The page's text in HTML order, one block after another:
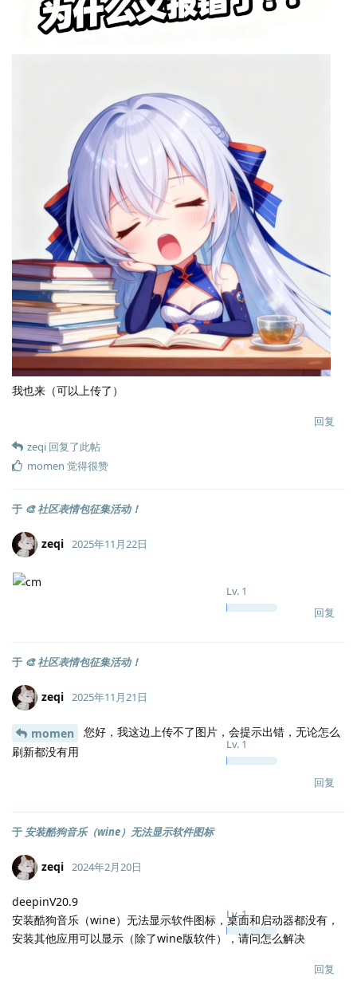
我也来（可以上传了）
回复
zeqi 回复了此帖
momen 觉得很赞
于 🎨 社区表情包征集活动！
zeqi
Lv. 1
2025年11月22日
回复
于 🎨 社区表情包征集活动！
zeqi
Lv. 1
2025年11月21日
momen
您好，我这边上传不了图片，会提示出错，无论怎么
刷新都没有用
回复
于 安装酷狗音乐（wine）无法显示软件图标
zeqi
Lv.1
2024年2月20日
deepinV20.9
安装酷狗音乐（wine）无法显示软件图标，桌面和启动器都没有，
安装其他应用可以显示（除了wine版软件），请问怎么解决
回复